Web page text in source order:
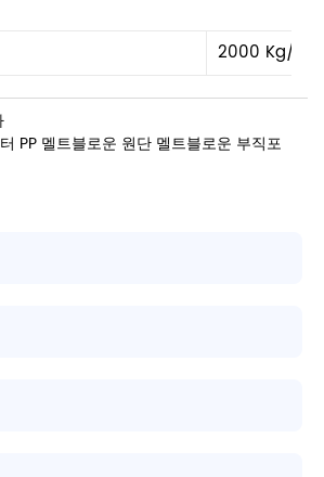
2000 Kg/일
PP 멜트블로운 원단 멜트블로운 부직포